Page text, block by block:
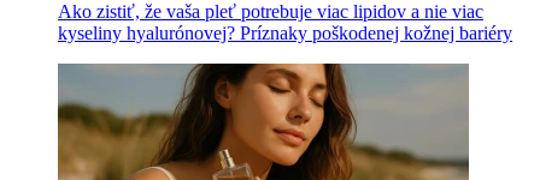
Ako zistiť, že vaša pleť potrebuje viac lipidov a nie viac
kyseliny hyalurónovej? Príznaky poškodenej kožnej bariéry